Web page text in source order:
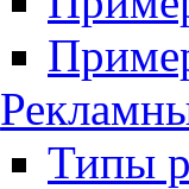
Типы